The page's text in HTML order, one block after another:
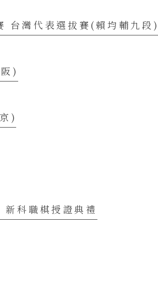
台灣代表選拔賽(賴均輔九段)
)
)
科職棋授證典禮